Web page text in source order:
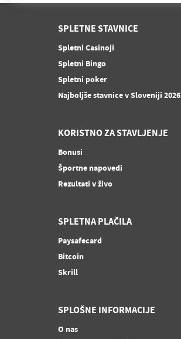
SPLETNE STAVNICE
Spletni Casinoji
Spletni Bingo
Spletni poker
Najboljše stavnice v Sloveniji 2026
KORISTNO ZA STAVLJENJE
Bonusi
Športne napovedi
Rezultati v živo
SPLETNA PLAČILA
Paysafecard
Bitcoin
Skrill
SPLOŠNE INFORMACIJE
O nas